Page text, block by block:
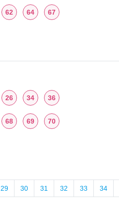
62 64 67
26 34 36
68 69 70
29 30 31 32 33 34